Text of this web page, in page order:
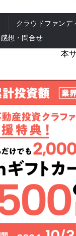
クラウドファンデ
感想・問合せ
本